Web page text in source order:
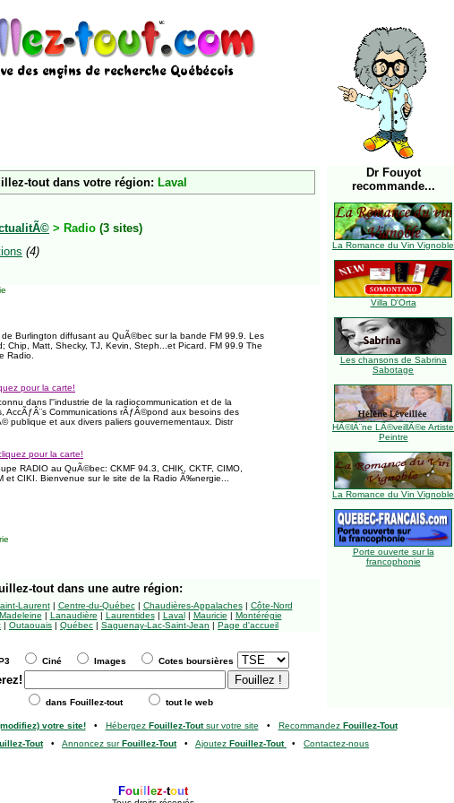
tout dans votre région: Laval
> Radio (3 sites)
(4)
Burlington diffusant au QuÃ©bec sur la bande FM 99.9. Les
Chip, Matt, Shecky, TJ, Kevin, Steph...et Picard. FM 99.9 The
Radio.
pour la carte!
dans l''industrie de la radiocommunication et de la
AccÃƒÂ¨s Communications rÃƒÂ©pond aux besoins des
publique et aux divers paliers gouvernementaux. Distr
pour la carte!
RADIO au QuÃ©bec: CKMF 94.3, CHIK, CKTF, CIMO,
et CIKI. Bienvenue sur le site de la Radio Ã‰nergie...
Dr Fouyot
recommande...
La Romance du Vin Vignoble
Villa D'Orta
Les chansons de Sabrina
Sabotage
HÃ©lÃ¨ne LÃ©veillÃ©e Artiste
Peintre
La Romance du Vin Vignoble
Porte ouverte sur la
francophonie
toutdans une autre région:
Laurent| Centre-du-Québec| Chaudières-Appalaches| Côte-Nord
| Lanaudière | Laurentides| Laval| Mauricie | Montérégie
| Outaouais | Québec | Saguenay-Lac-Saint-Jean | Page d'accueil
Ciné Images Cotes boursières
dans Fouillez-tout tout le web
votre site!• Hébergez Fouillez-Toutsur votre site • Recommandez Fouillez-Tout
Tout• Annoncez surFouillez-Tout• Ajoutez Fouillez-Tout • Contactez-nous
Foui ez-tout